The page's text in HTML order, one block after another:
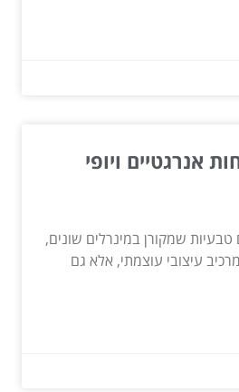
אנרגטיים ויופי
שמקורן במינרלים שונים,
עיצובי עוצמתי, אלא גם